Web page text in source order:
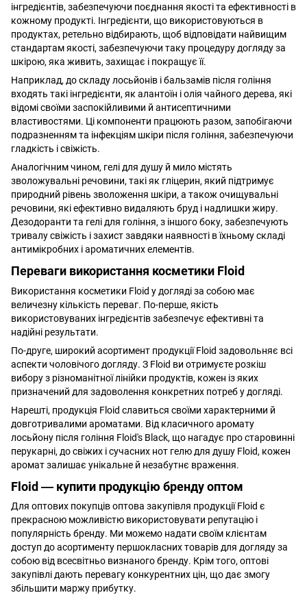
інгредієнтів, забезпечуючи поєднання якості та ефективності в
кожному продукті. Інгредієнти, що використовуються в
продуктах, ретельно відбирають, щоб відповідати найвищим
стандартам якості, забезпечуючи таку процедуру догляду за
шкірою, яка живить, захищає і покращує її.
Наприклад, до складу лосьйонів і бальзамів після гоління
входять такі інгредієнти, як алантоїн і олія чайного дерева, які
відомі своїми заспокійливими й антисептичними
властивостями. Ці компоненти працюють разом, запобігаючи
подразненням та інфекціям шкіри після гоління, забезпечуючи
гладкість і свіжість.
Аналогічним чином, гелі для душу й мило містять
зволожувальні речовини, такі як гліцерин, який підтримує
природний рівень зволоження шкіри, а також очищувальні
речовини, які ефективно видаляють бруд і надлишки жиру.
Дезодоранти та гелі для гоління, з іншого боку, забезпечують
тривалу свіжість і захист завдяки наявності в їхньому складі
антимікробних і ароматичних елементів.
Переваги використання косметики Floid
Використання косметики Floid у догляді за собою має
величезну кількість переваг. По-перше, якість
використовуваних інгредієнтів забезпечує ефективні та
надійні результати.
По-друге, широкий асортимент продукції Floid задовольняє всі
аспекти чоловічого догляду. З Floid ви отримуєте розкіш
вибору з різноманітної лінійки продуктів, кожен із яких
призначений для задоволення конкретних потреб у догляді.
Нарешті, продукція Floid славиться своїми характерними й
довготривалими ароматами. Від класичного аромату
лосьйону після гоління Floid's Black, що нагадує про старовинні
перукарні, до свіжих і сучасних нот гелю для душу Floid, кожен
аромат залишає унікальне й незабутнє враження.
Floid ― купити продукцію бренду оптом
Для оптових покупців оптова закупівля продукції Floid є
прекрасною можливістю використовувати репутацію і
популярність бренду. Ми можемо надати своїм клієнтам
доступ до асортименту першокласних товарів для догляду за
собою від всесвітньо визнаного бренду. Крім того, оптові
закупівлі дають перевагу конкурентних цін, що дає змогу
збільшити маржу прибутку.